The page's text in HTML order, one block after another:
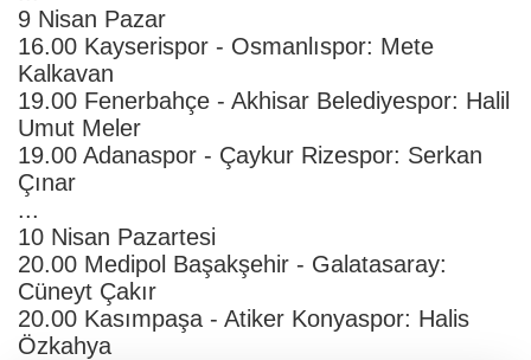
9 Nisan Pazar
16.00 Kayserispor - Osmanlıspor: Mete
Kalkavan
19.00 Fenerbahçe - Akhisar Belediyespor: Halil
Umut Meler
19.00 Adanaspor - Çaykur Rizespor: Serkan
Çınar
...
10 Nisan Pazartesi
20.00 Medipol Başakşehir - Galatasaray:
Cüneyt Çakır
20.00 Kasımpaşa - Atiker Konyaspor: Halis
Özkahya